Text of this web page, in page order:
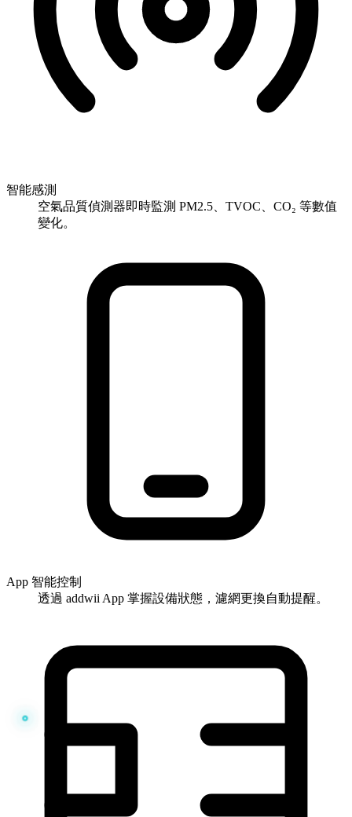
智能感測
空氣品質偵測器即時監測 PM2.5、TVOC、CO₂ 等數值
變化。
App 智能控制
透過 addwii App 掌握設備狀態，濾網更換自動提醒。